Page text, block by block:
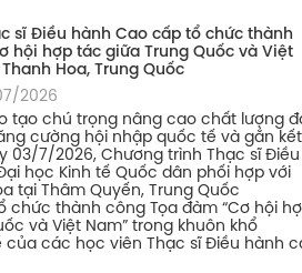
sĩ Điều hành Cao cấp tổ chức thành
hội hợp tác giữa Trung Quốc và Việt
Hoa, Trung Quốc
2026
tạo chú trọng nâng cao chất lượng
cường hội nhập quốc tế và gắn kết
03/7/2026, Chương trình Thạc sĩ Điều
học Kinh tế Quốc dân phối hợp với
tại Thâm Quyến, Trung Quốc
chức thành công Tọa đàm “Cơ hội
và Việt Nam” trong khuôn khổ
của các học viên Thạc sĩ Điều hành